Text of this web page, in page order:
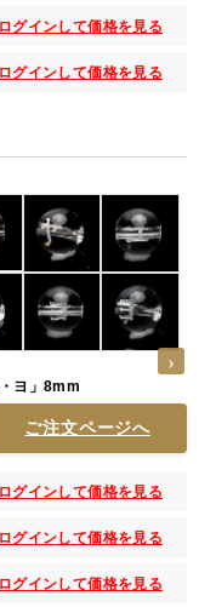
ログインして価格を見る
ログインして価格を見る
ヨ」8mm
ご注文ページへ
ログインして価格を見る
ログインして価格を見る
ログインして価格を見る